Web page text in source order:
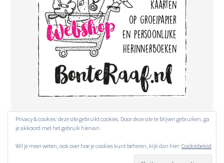
Privacy & cookies: deze site gebruikt cookies. Door deze site te blijven gebruiken, ga
je akkoord met het gebruik hiervan.
Wil je meer weten, ook over hoe je cookies kunt beheren, kijk dan hier: Cookiebeleid